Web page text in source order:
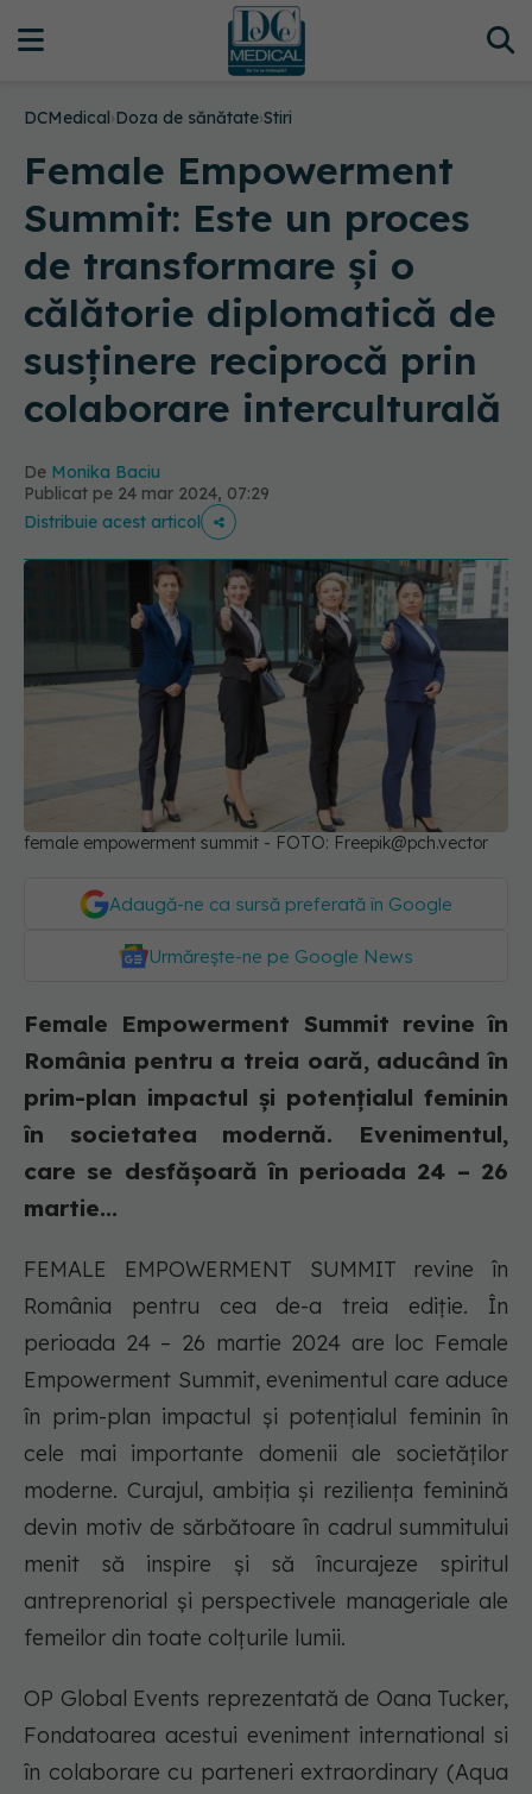
DCMedical›Doza de sănătate›Stiri
Female Empowerment
Summit: Este un proces
de transformare și o
călătorie diplomatică de
susținere reciprocă prin
colaborare interculturală
De Monika Baciu
Publicat pe 24 mar 2024, 07:29
Distribuie acest articol
female empowerment summit - FOTO: Freepik@pch.vector
Adaugă-ne ca sursă preferată în Google
Urmărește-ne pe Google News
Female Empowerment Summit revine în
România pentru a treia oară, aducând în
prim-plan impactul și potențialul feminin
în societatea modernă. Evenimentul,
care se desfășoară în perioada 24 – 26
martie...
FEMALE EMPOWERMENT SUMMIT revine în
România pentru cea de-a treia ediție. În
perioada 24 – 26 martie 2024 are loc Female
Empowerment Summit, evenimentul care aduce
în prim-plan impactul și potențialul feminin în
cele mai importante domenii ale societăților
moderne. Curajul, ambiția și reziliența feminină
devin motiv de sărbătoare în cadrul summitului
menit să inspire și să încurajeze spiritul
antreprenorial și perspectivele manageriale ale
femeilor din toate colțurile lumii.
OP Global Events reprezentată de Oana Tucker,
Fondatoarea acestui eveniment international si
în colaborare cu parteneri extraordinary (Aqua